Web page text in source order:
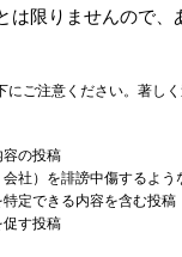
は限りませんので、
ご注意ください。著し
の投稿
社）を誹謗中傷するよう
定できる内容を含む投稿
す投稿